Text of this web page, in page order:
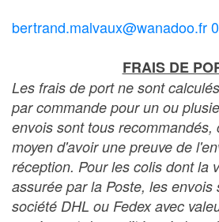
bertrand.malvaux@wanadoo.fr
FRAIS DE
Les frais de port ne sont
par commande pour un ou
envois sont tous recommandés,
moyen d'avoir une preuve de
réception. Pour les colis dont la
assurée par la Poste, les envois
société DHL ou Fedex avec